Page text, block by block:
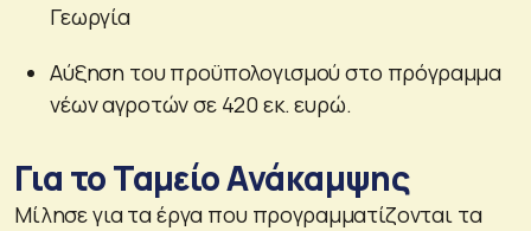
Γεωργία
Αύξηση του προϋπολογισμού στο πρόγραμμα
νέων αγροτών σε 420 εκ. ευρώ.
Για το Ταμείο Ανάκαμψης
Μίλησε για τα έργα που προγραμματίζονται τα